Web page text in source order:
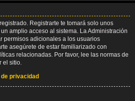
Registrarte te tomará solo unos
amplio acceso al sistema. La Administración
permisos adicionales a los usuarios
asegúrete de estar familiarizado con
relacionadas. Por favor, lee las normas de
el sitio.
privacidad